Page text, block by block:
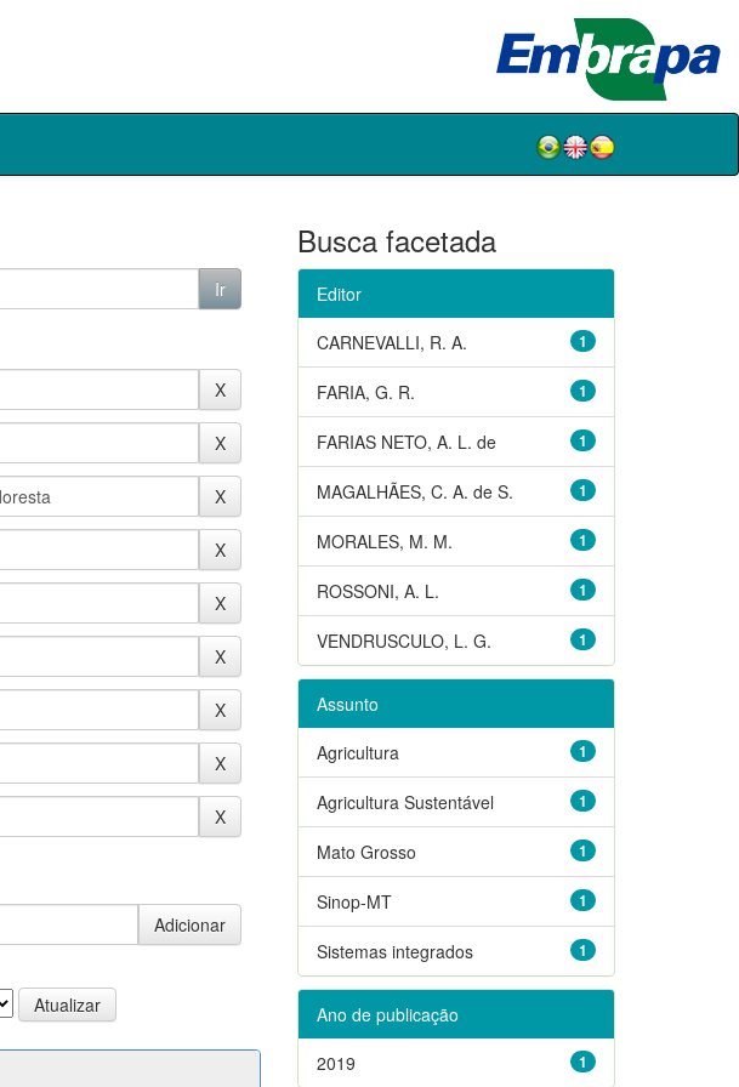
Busca facetada
Editor
1
CARNEVALLI, R. A.
1
FARIA, G. R.
1
FARIAS NETO, A. L. de
1
MAGALHÃES, C. A. de S.
1
MORALES, M. M.
1
ROSSONI, A. L.
1
VENDRUSCULO, L. G.
Assunto
1
Agricultura
1
Agricultura Sustentável
1
Mato Grosso
1
Sinop-MT
1
Sistemas integrados
Ano de publicação
1
2019